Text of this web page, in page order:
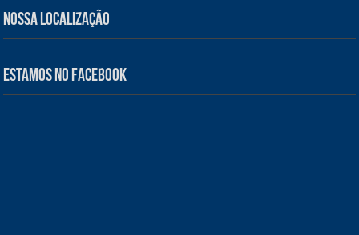
Nossa Localização
Estamos no Facebook